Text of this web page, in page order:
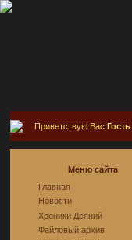
Приветствую ВасГость
Меню сайта
Главная
Новости
Хроники Деяний
Файловый архив